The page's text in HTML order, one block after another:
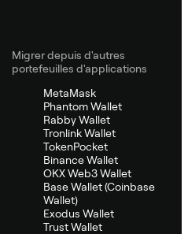
Migrer depuis d'autres
portefeuilles d'applications
MetaMask
Phantom Wallet
Rabby Wallet
Tronlink Wallet
TokenPocket
Binance Wallet
OKX Web3 Wallet
Base Wallet (Coinbase
Wallet)
Exodus Wallet
Trust Wallet